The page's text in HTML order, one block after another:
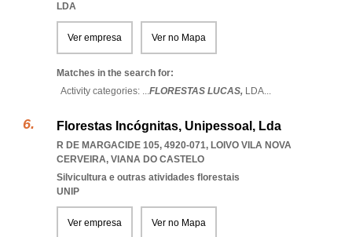
LDA
Ver empresa Ver no Mapa
Matches in the search for:
Activity categories: ...FLORESTAS LUCAS, LDA...
Florestas Incógnitas, Unipessoal, Lda
R DE MARGACIDE 105, 4920-071, LOIVO VILA NOVA
CERVEIRA, VIANA DO CASTELO
Silvicultura e outras atividades florestais
UNIP
Ver empresa Ver no Mapa